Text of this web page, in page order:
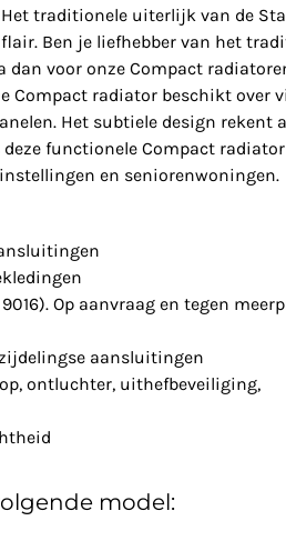
traditionele uiterlijk van de
Ben je liefhebber van het
dan voor onze Compact
Compact radiator beschikt over
Het subtiele design rekent
functionele Compact radiator
en seniorenwoningen.
Op aanvraag en tegen
aansluitingen
ontluchter, uithefbeveiliging,
model: